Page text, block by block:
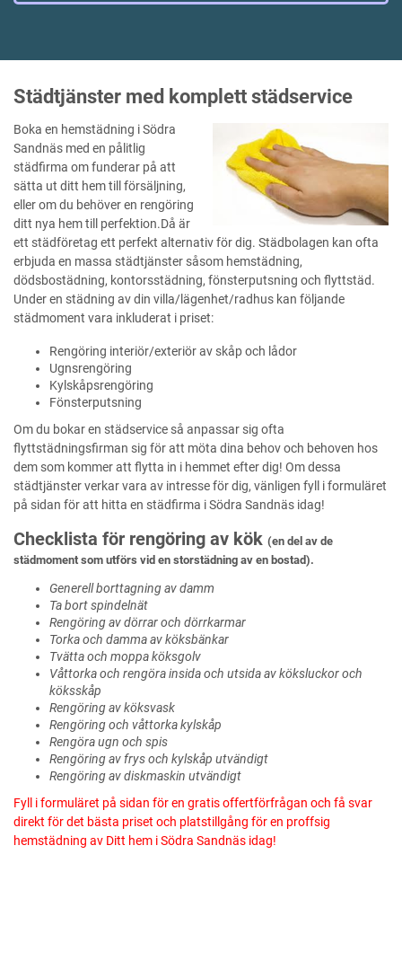
Städtjänster med komplett städservice
Boka en hemstädning i Södra
Sandnäs med en pålitlig
städfirma om funderar på att
sätta ut ditt hem till försäljning,
eller om du behöver en rengöring
ditt nya hem till perfektion.Då är
ett städföretag ett perfekt alternativ för dig. Städbolagen kan ofta
erbjuda en massa städtjänster såsom hemstädning,
dödsbostädning, kontorsstädning, fönsterputsning och flyttstäd.
Under en städning av din villa/lägenhet/radhus kan följande
städmoment vara inkluderat i priset:
Rengöring interiör/exteriör av skåp och lådor
Ugnsrengöring
Kylskåpsrengöring
Fönsterputsning
Om du bokar en städservice så anpassar sig ofta
flyttstädningsfirman sig för att möta dina behov och behoven hos
dem som kommer att flytta in i hemmet efter dig! Om dessa
städtjänster verkar vara av intresse för dig, vänligen fyll i formuläret
på sidan för att hitta en städfirma i Södra Sandnäs idag!
Checklista för rengöring av kök (en del av de
städmoment som utförs vid en storstädning av en bostad).
Generell borttagning av damm
Ta bort spindelnät
Rengöring av dörrar och dörrkarmar
Torka och damma av köksbänkar
Tvätta och moppa köksgolv
Våttorka och rengöra insida och utsida av köksluckor och
köksskåp
Rengöring av köksvask
Rengöring och våttorka kylskåp
Rengöra ugn och spis
Rengöring av frys och kylskåp utvändigt
Rengöring av diskmaskin utvändigt
Fyll i formuläret på sidan för en gratis offertförfrågan och få svar
direkt för det bästa priset och platstillgång för en proffsig
hemstädning av Ditt hem i Södra Sandnäs idag!